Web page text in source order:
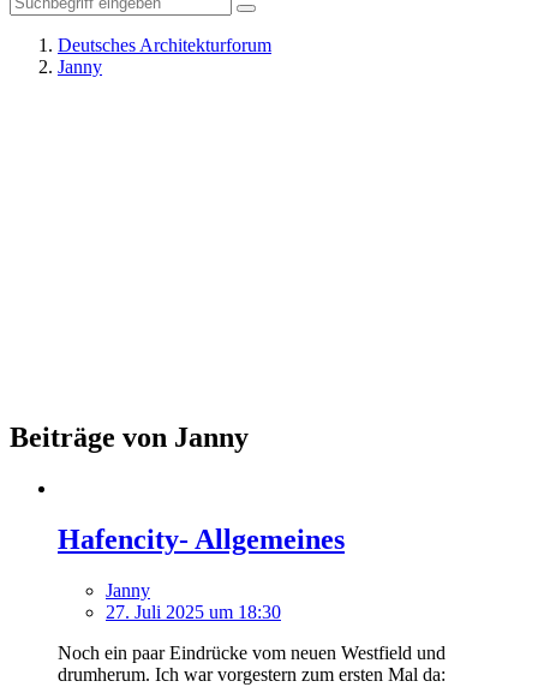
Deutsches Architekturforum
Janny
Beiträge von Janny
Hafencity- Allgemeines
Janny
27. Juli 2025 um 18:30
Noch ein paar Eindrücke vom neuen Westfield und
drumherum. Ich war vorgestern zum ersten Mal da: